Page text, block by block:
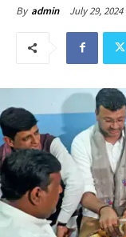
By admin July 29, 2024